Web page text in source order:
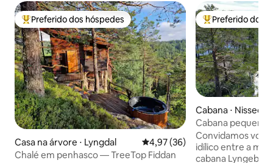
Entre os melhores preferidos dos hóspedes
Preferido dos hóspedes
Casa na árvore ⋅ Lyngdal 4,97 de uma avaliação média
4,97 (36)
Chalé em penhasco — TreeTop Fiddan
Entre os
Preferido dos
Cabana ⋅ Nissedal
Cabana pequena
montanhas e lago
Convidamos
idílico entre a
cabana Lyngebu